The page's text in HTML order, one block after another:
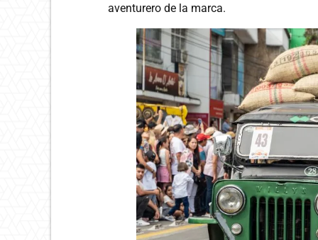
aventurero de la marca.